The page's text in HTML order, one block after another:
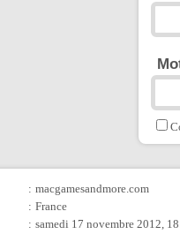
: macgamesandmore.com
: France
: samedi 17 novembre 2012,